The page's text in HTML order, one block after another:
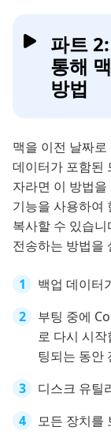
파트
통해
방법
맥을 이전 날짜
데이터가 포함된
자라면 이 방법
기능을 사용하여
복사할 수 있습
전송하는 방법을
백업 데이터
부팅 중에
로 다시 시
팅되는 동안
디스크 유틸
모든 장치를